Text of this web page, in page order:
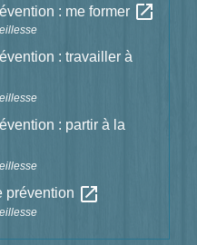
: me former open_in_new
: travailler à
: partir à la
prévention open_in_new